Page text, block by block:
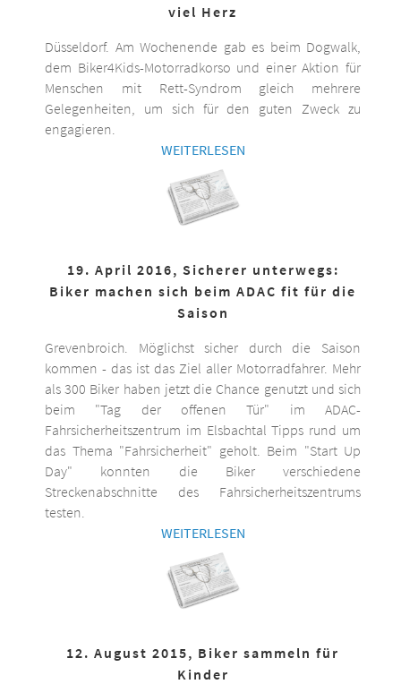
viel Herz
Düsseldorf. Am Wochenende gab es beim Dogwalk,
dem Biker4Kids-Motorradkorso und einer Aktion für
Menschen mit Rett-Syndrom gleich mehrere
Gelegenheiten, um sich für den guten Zweck zu
engagieren.
WEITERLESEN
19. April 2016, Sicherer unterwegs:
Biker machen sich beim ADAC fit für die
Saison
Grevenbroich. Möglichst sicher durch die Saison
kommen - das ist das Ziel aller Motorradfahrer. Mehr
als 300 Biker haben jetzt die Chance genutzt und sich
beim "Tag der offenen Tür" im ADAC-
Fahrsicherheitszentrum im Elsbachtal Tipps rund um
das Thema "Fahrsicherheit" geholt. Beim "Start Up
Day" konnten die Biker verschiedene
Streckenabschnitte des Fahrsicherheitszentrums
testen.
WEITERLESEN
12. August 2015, Biker sammeln für
Kinder